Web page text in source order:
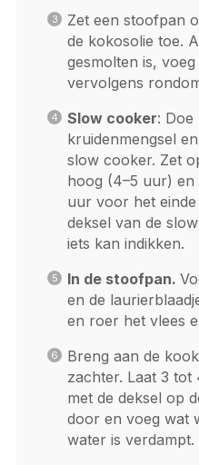
Zet een stoofpan
de kokosolie toe.
gesmolten is,
vervolgens
Slow cooker: Doe
kruidenmengsel
slow cooker. Zet
hoog (4–5 uur) en
uur voor het
deksel van de
iets kan indikken.
In de stoofpan.
en de
en roer het vlees
Breng aan de
zachter. Laat 3
met de deksel op
door en voeg wat
water is verdampt.